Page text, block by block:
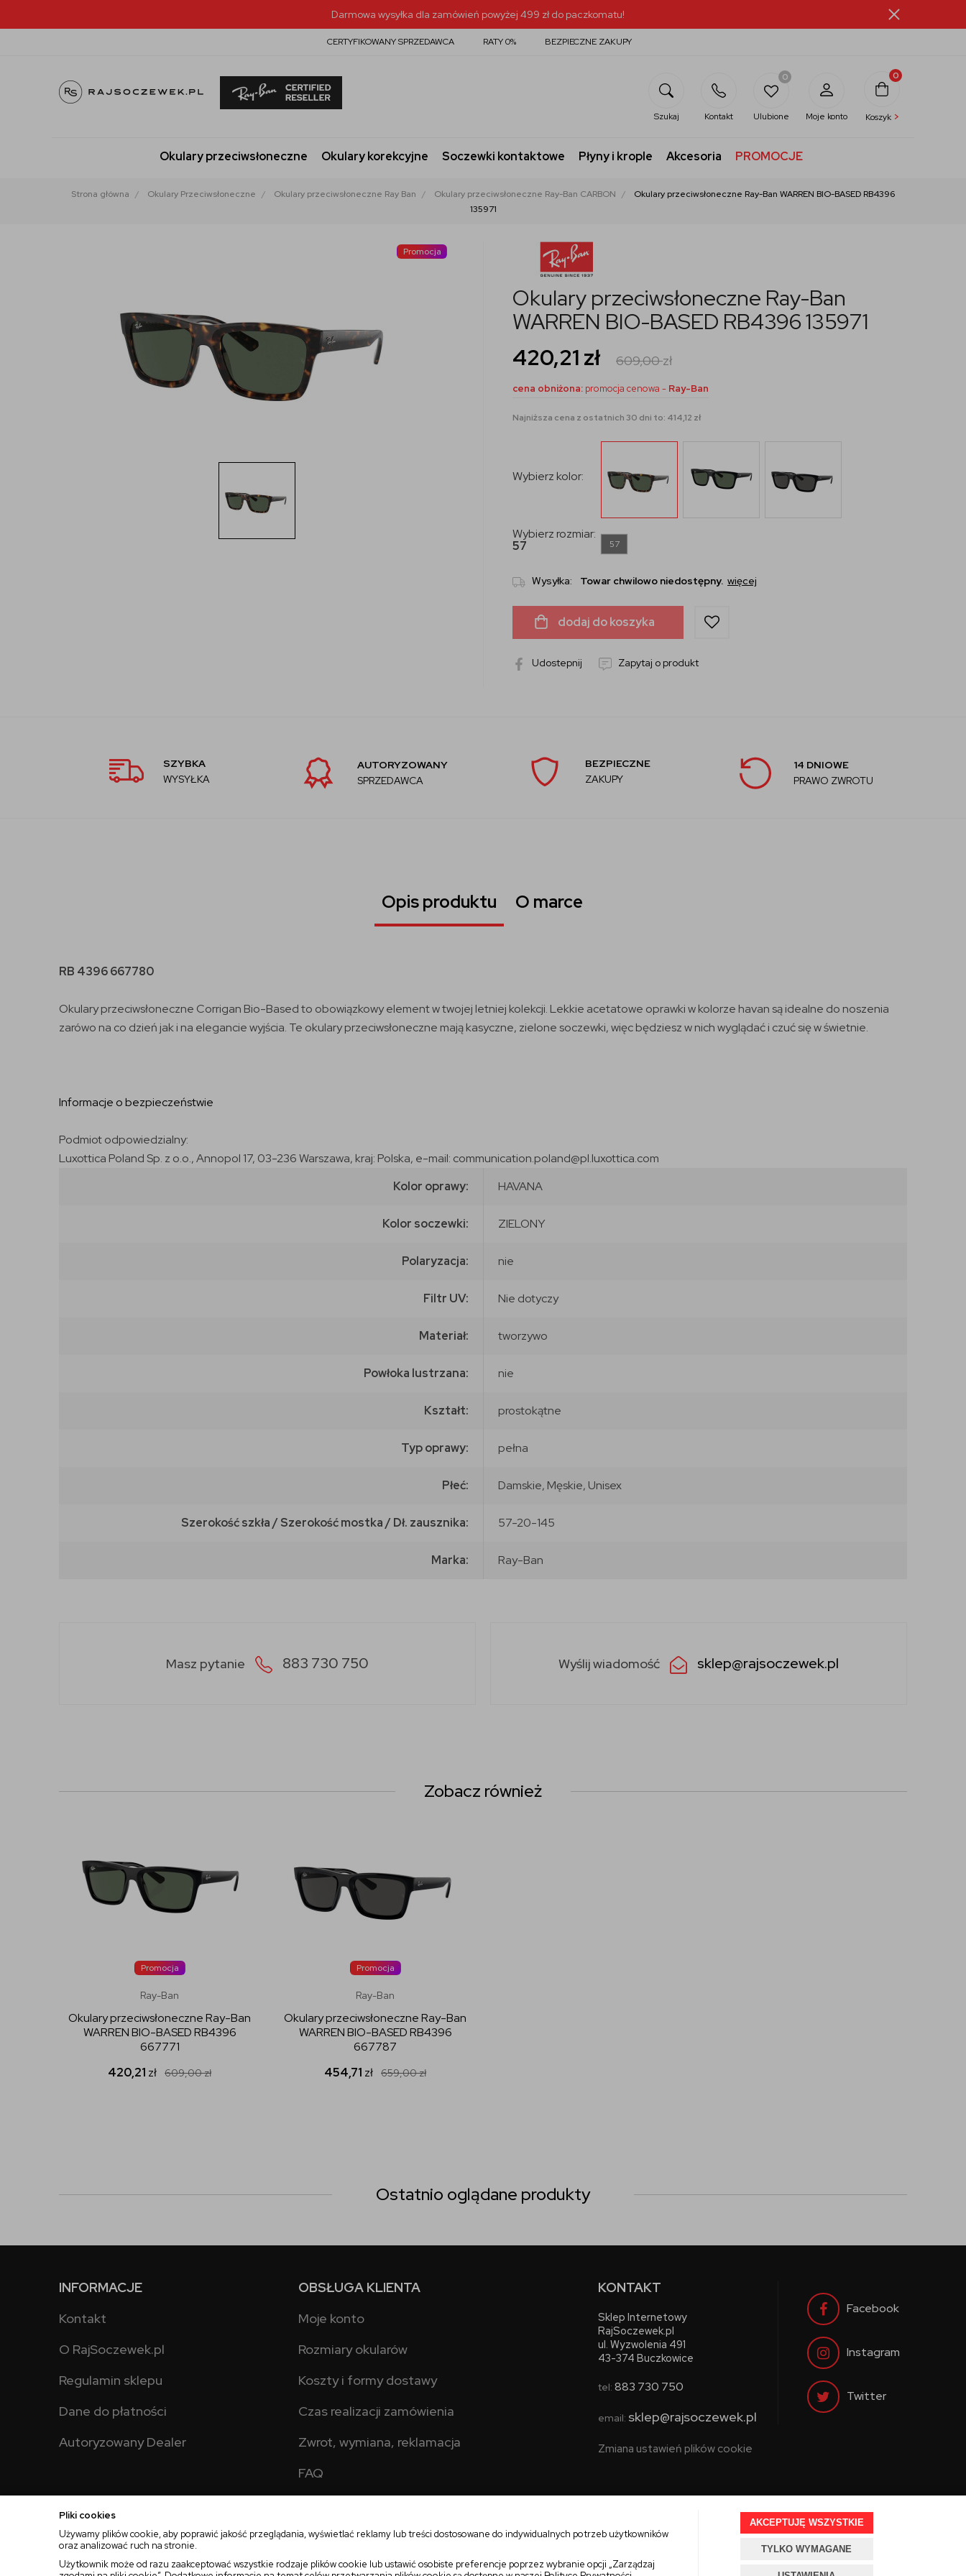
Pliki cookies
Używamy plików cookie, aby poprawić jakość przeglądania, wyświetlać reklamy lub treści dostosowane do indywidualnych potrzeb użytkowników
oraz analizować ruch na stronie.
Użytkownik może od razu zaakceptować wszystkie rodzaje plików cookie lub ustawić osobiste preferencje poprzez wybranie opcji „Zarządzaj
AKCEPTUJĘ WSZYSTKIE
TYLKO WYMAGANE
Darmowa wysyłka dla zamówień powyżej 499 zł do paczkomatu!
CERTYFIKOWANY SPRZEDAWCA RATY 0% BEZPIECZNE ZAKUPY
Szukaj Kontakt
0
Ulubione Moje konto
0
Koszyk >
Okulary przeciwsłoneczne Okulary korekcyjne Soczewki kontaktowe Płyny i krople Akcesoria PROMOCJE
Strona główna Okulary Przeciwsłoneczne Okulary przeciwsłoneczne Ray Ban Okulary przeciwsłoneczne Ray-Ban CARBON
Okulary przeciwsłoneczne Ray-Ban WARREN BIO-BASED RB4396
135971
Promocja
Okulary przeciwsłoneczne Ray-Ban
WARREN BIO-BASED RB4396 135971
420,21 zł 609,00zł
cena obniżona: promocja cenowa - Ray-Ban
Najniższa cena z ostatnich 30 dni to: 414,12 zł
Wybierz kolor:
Wybierz rozmiar:
57
57
Wysyłka: Towar chwilowo niedostępny. więcej
dodaj do koszyka
Udostepnij Zapytaj o produkt
SZYBKA
WYSYŁKA
AUTORYZOWANY
SPRZEDAWCA
BEZPIECZNE
ZAKUPY
14 DNIOWE
PRAWO ZWROTU
Opis produktu O marce
RB 4396 667780
Okulary przeciwsłoneczne Corrigan Bio-Based to obowiązkowy element w twojej letniej kolekcji. Lekkie acetatowe oprawki w kolorze havan są idealne do noszenia
zarówo na co dzień jak i na elegancie wyjścia. Te okulary przeciwsłoneczne mają kasyczne, zielone soczewki, więc będziesz w nich wyglądać i czuć się w świetnie.
Informacje o bezpieczeństwie
Podmiot odpowiedzialny:
Luxottica Poland Sp. z o.o., Annopol 17, 03-236 Warszawa, kraj: Polska, e-mail: communication.poland@pl.luxottica.com
Kolor oprawy:
HAVANA
Kolor soczewki: ZIELONY
Polaryzacja: nie
Filtr UV: Nie dotyczy
Materiał: tworzywo
Powłoka lustrzana: nie
Kształt: prostokątne
Typ oprawy: pełna
Płeć: Damskie, Męskie, Unisex
Szerokość szkła / Szerokość mostka / Dł. zausznika: 57-20-145
Marka: Ray-Ban
Masz pytanie 883 730 750 Wyślij wiadomość sklep@rajsoczewek.pl
Zobacz również
Promocja
Ray-Ban
Okulary przeciwsłoneczne Ray-Ban
WARREN BIO-BASED RB4396
667771
420,21 zł 609,00zł
Promocja
Ray-Ban
Okulary przeciwsłoneczne Ray-Ban
WARREN BIO-BASED RB4396
667787
454,71 zł 659,00zł
Ostatnio oglądane produkty
INFORMACJE
Kontakt
O RajSoczewek.pl
Regulamin sklepu
Dane do płatności
Autoryzowany Dealer
OBSŁUGA KLIENTA
Moje konto
Rozmiary okularów
Koszty i formy dostawy
Czas realizacji zamówienia
Zwrot, wymiana, reklamacja
FAQ
KONTAKT
Sklep Internetowy
RajSoczewek.pl
ul. Wyzwolenia 491
43-374 Buczkowice
tel: 883 730 750
email: sklep@rajsoczewek.pl
Zmiana ustawień plików cookie
Facebook
Instagram
Twitter
Projekt i oprogramowanie sklepu: